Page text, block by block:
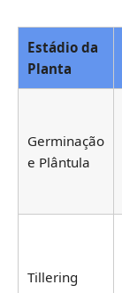
Estádio da
Planta
Germinação
e Plântula
Tillering